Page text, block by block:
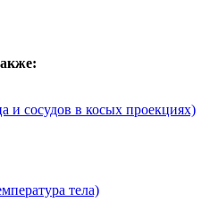
и сосудов в косых проекциях)
тела)